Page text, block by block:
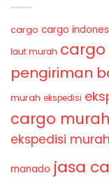
cargo cargo
laut murah
pengiriman
murah ekspedisi
cargo murah
ekspedisi murah
manado jasa